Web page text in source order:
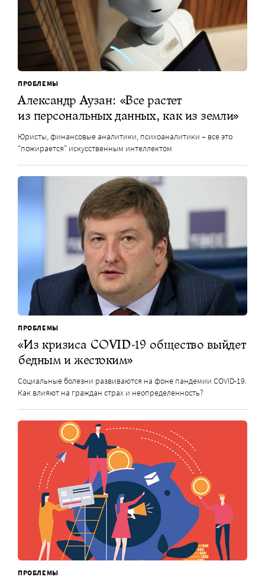
ПРОБЛЕМЫ
Александр Аузан: «Все растет
из персональных данных, как из земли»
Юристы, финансовые аналитики, психоаналитики – все это
“пожирается” искусственным интеллектом
ПРОБЛЕМЫ
«Из кризиса COVID-19 общество выйдет
бедным и жестоким»
Социальные болезни развиваются на фоне пандемии COVID-19.
Как влияют на граждан страх и неопределенность?
ПРОБЛЕМЫ